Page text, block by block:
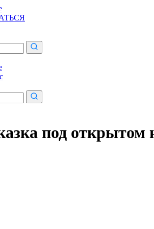
под открытом